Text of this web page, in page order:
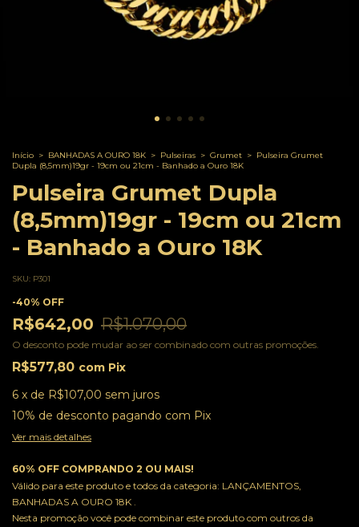
Início > BANHADAS A OURO 18K > Pulseiras > Grumet > Pulseira Grumet
Dupla (8,5mm)19gr - 19cm ou 21cm - Banhado a Ouro 18K
Pulseira Grumet Dupla
(8,5mm)19gr - 19cm ou 21cm
- Banhado a Ouro 18K
SKU: P301
-40% OFF
R$642,00 R$1.070,00
O desconto pode mudar ao ser combinado com outras promoções.
R$577,80 com Pix
6 x de R$107,00 sem juros
10% de desconto pagando com Pix
Ver mais detalhes
60% OFF COMPRANDO 2 OU MAIS!
Válido para este produto e todos da categoria: LANÇAMENTOS,
BANHADAS A OURO 18K .
Nesta promoção você pode combinar este produto com outros da